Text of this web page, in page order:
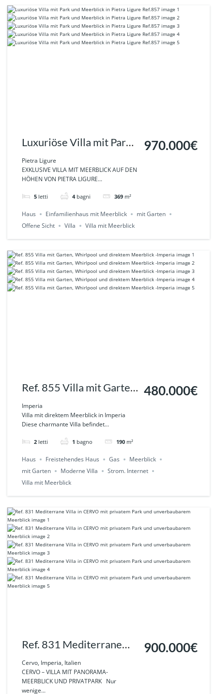
Luxuriöse Villa mit Park
und Meerblick in Pietra
Ligure Ref.857
Pietra Ligure
EXKLUSIVE VILLA MIT MEERBLICK AUF DEN
HÖHEN VON PIETRA LIGURE...
5 letti 4 bagni 369 m²
970.000€
Haus Einfamilienhaus mit Meerblick
mit Garten
Offene Sicht
Villa Villa mit Meerblick
Ref. 855 Villa mit Garten,
Whirlpool und direktem
Meerblick -Imperia
Imperia
Villa mit direktem Meerblick in Imperia
Diese charmante Villa befindet...
2 letti 1 bagno 190 m²
480.000€
Haus Freistehendes Haus Gas
Meerblick
mit Garten
Moderne Villa
Strom. Internet
Villa mit Meerblick
Ref. 831 Mediterrane
Villa in CERVO mit
privatem Park und
Cervo, Imperia, Italien
CERVO – VILLA MIT PANORAMA-
MEERBLICK UND PRIVATPARK Nur
wenige...
900.000€